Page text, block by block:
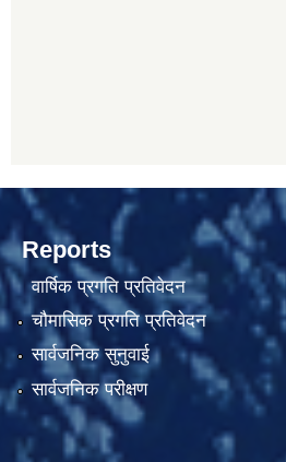
Reports
वार्षिक प्रगति प्रतिवेदन
चौमासिक प्रगति प्रतिवेदन
सार्वजनिक सुनुवाई
सार्वजनिक परीक्षण